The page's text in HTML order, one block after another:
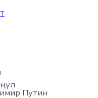
Путин